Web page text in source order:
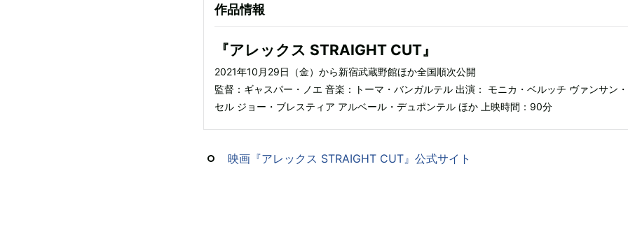
作品情報
『アレックス STRAIGHT CUT』
2021年10月29日（金）から新宿武蔵野館ほか全国順次公開
監督：ギャスパー・ノエ 音楽：トーマ・バンガルテル 出演： モニカ・ベルッチ ヴァンサン
セル ジョー・ブレスティア アルベール・デュポンテル ほか 上映時間：90分
映画『アレックス STRAIGHT CUT』公式サイト